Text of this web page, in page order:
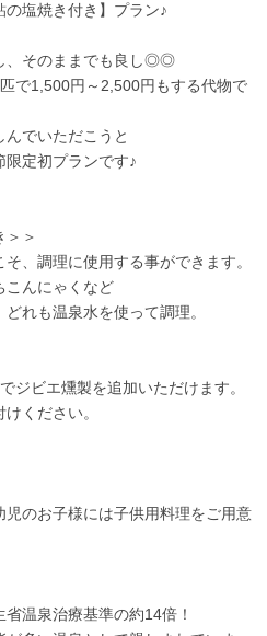
塩焼き付き】プラン♪
、そのままでも良し◎◎
で1,500円～2,500円もする代物で
でいただこうと
定初プランです♪
＞
、調理に使用する事ができます。
こんにゃくなど
れも温泉水を使って調理。
ジビエ燻製を追加いただけます。
ください。
のお子様には子供用料理をご用意
温泉治療基準の約14倍！